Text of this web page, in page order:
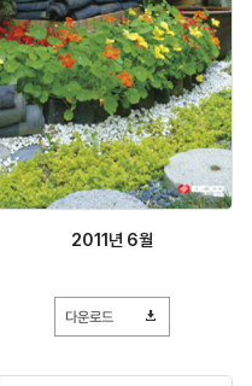
2011년 6월
다운로드